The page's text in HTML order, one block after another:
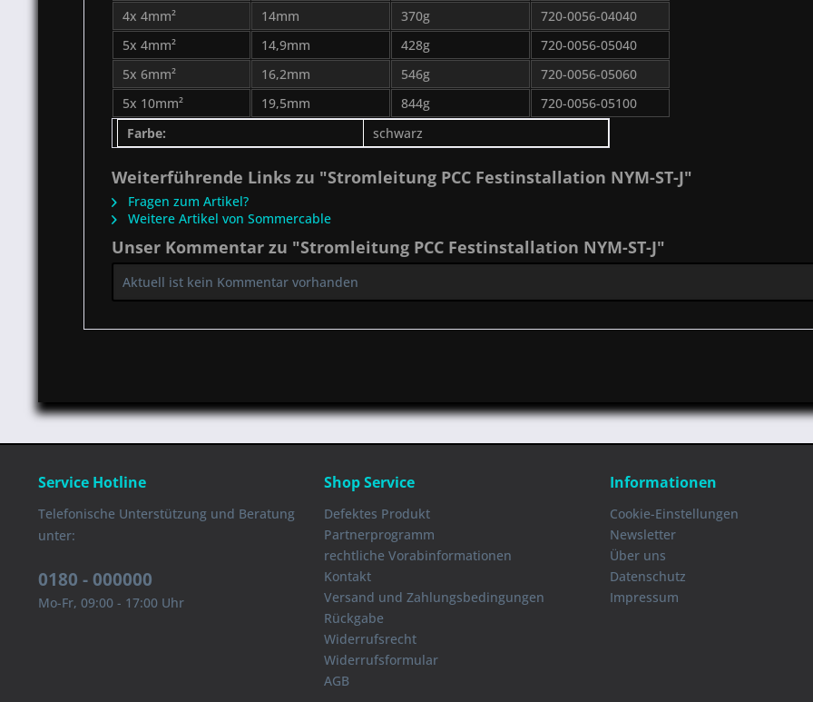
4x 4mm²
14mm 370g
720-0056-04040
5x 4mm²
14,9mm 428g
720-0056-05040
5x 6mm²
16,2mm 546g
720-0056-05060
5x 10mm²
19,5mm 844g
720-0056-05100
Farbe:
schwarz
Weiterführende Links zu "Stromleitung PCC Festinstallation NYM-ST-J"
Fragen zum Artikel?
Weitere Artikel von Sommercable
Unser Kommentar zu "Stromleitung PCC Festinstallation NYM-ST-J"
Aktuell ist kein Kommentar vorhanden
Service Hotline
Telefonische Unterstützung und Beratung
unter:
0180 - 000000
Mo-Fr, 09:00 - 17:00 Uhr
Shop Service
Defektes Produkt
Partnerprogramm
rechtliche Vorabinformationen
Kontakt
Versand und Zahlungsbedingungen
Rückgabe
Widerrufsrecht
Widerrufsformular
AGB
Informationen
Cookie-Einstellungen
Newsletter
Über uns
Datenschutz
Impressum